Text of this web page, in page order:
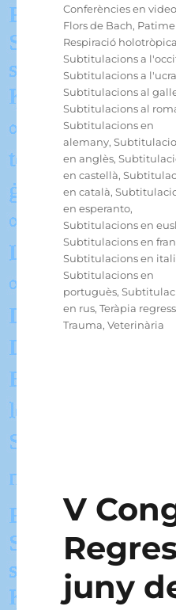
Conferències en video
Flors de Bach,
Respiració holotròpica
Subtitulacions a
Subtitulacions a
Subtitulacions al
Subtitulacions al
Subtitulacions en
alemany,
en anglès,
en castellà,
en català,
en esperanto,
Subtitulacions en
Subtitulacions en
Subtitulacions en
Subtitulacions en
portuguès,
en rus,Teràpia
Trauma,Veterinària
V
juny